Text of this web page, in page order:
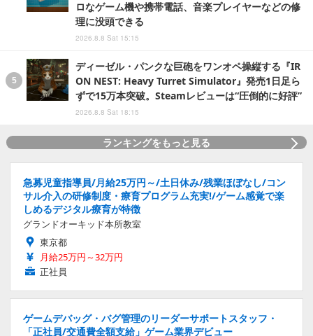
ロなゲーム機や携帯電話、音楽プレイヤーなどの修
理に没頭できる
2026.8.8 Sat 15:15
ディーゼル・パンクな巨砲をワンオペ操縦する『IR
ON NEST: Heavy Turret Simulator』発売1日足ら
ずで15万本突破。Steamレビューは“圧倒的に好評”
2026.8.8 Sat 18:15
ランキングをもっと見る
急募児童指導員/月給25万円～/土日休み/残業ほぼなし/コン
サル介入の研修制度・療育プログラム充実!/ゲーム感覚で楽
しめるデジタル療育が特徴
グランドオーキッド本所教室
東京都
月給25万円～32万円
正社員
ゲームデバッグ・バグ管理のリーダーサポートスタッフ・
「正社員/交通費全額支給」ゲーム業界デビュー